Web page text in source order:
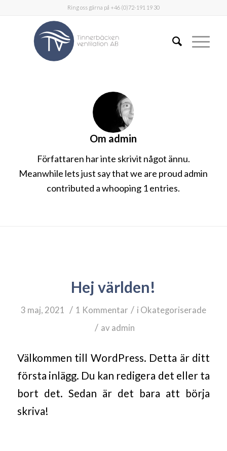
Ring oss gärna på +46 (0)72-191 19 30
Om admin
Författaren har inte skrivit något ännu.
Meanwhile lets just say that we are proud admin
contributed a whooping 1 entries.
Hej världen!
3 maj, 2021 / 1 Kommentar / i Okategoriserade
/ avadmin
Välkommen till WordPress. Detta är ditt
första inlägg. Du kan redigera det eller ta
bort det. Sedan är det bara att börja
skriva!